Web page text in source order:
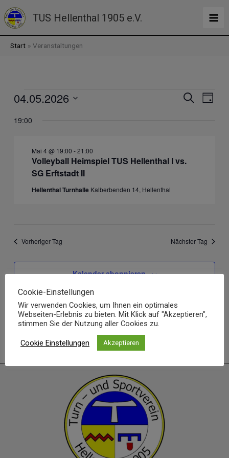
Inhalt
springen
TUS Hellenthal 1905 e.V.
Start Veranstaltungen
Veranstaltungen
4.
Suche
Tag
04.05.2026
wählen.
19:00
Volleyball Heimspiel TUS Hellenthal I vs.
SG Erftstadt II
Mai 4 @ 19:00 -21:00
Hellenthal Turnhalle Kalberbenden 14, Hellenthal
Vorheriger Tag Nächster Tag
Kalender abonnieren
Cookie-Einstellungen
Wir verwenden Cookies, um Ihnen ein optimales
Webseiten-Erlebnis zu bieten. Mit Klick auf "Akzeptieren",
stimmen Sie der Nutzung aller Cookies zu.
Cookie Einstellungen Akzeptieren